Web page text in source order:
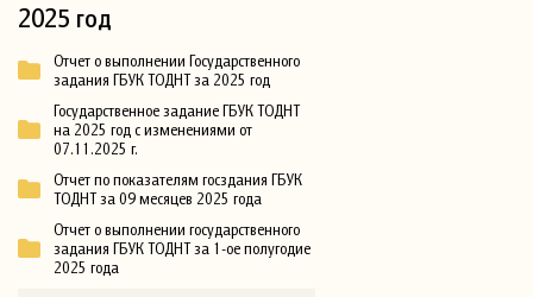
2025 год
Отчет о выполнении Государственного
задания ГБУК ТОДНТ за 2025 год
Государственное задание ГБУК ТОДНТ
на 2025 год с изменениями от
07.11.2025 г.
Отчет по показателям госздания ГБУК
ТОДНТ за 09 месяцев 2025 года
Отчет о выполнении государственного
задания ГБУК ТОДНТ за 1-ое полугодие
2025 года